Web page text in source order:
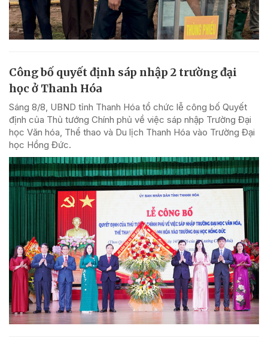
Công bố quyết định sáp nhập 2 trường đại
học ở Thanh Hóa
Sáng 8/8, UBND tỉnh Thanh Hóa tổ chức lễ công bố Quyết
định của Thủ tướng Chính phủ về việc sáp nhập Trường Đại
học Văn hóa, Thể thao và Du lịch Thanh Hóa vào Trường Đại
học Hồng Đức.